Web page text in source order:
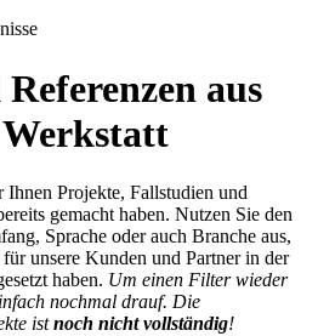
aus
Projekte, Fallstudien und
gemacht haben. Nutzen Sie den
Sprache oder auch Branche aus,
unsere Kunden und Partner in der
haben. Um einen Filter wieder
nochmal drauf. Die
istnoch nicht vollständig!